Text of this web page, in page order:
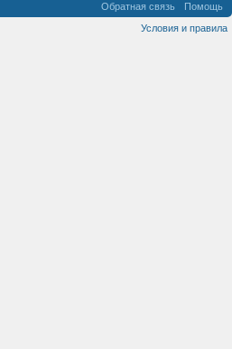
Обратная связь
Помощь
Условия и правила